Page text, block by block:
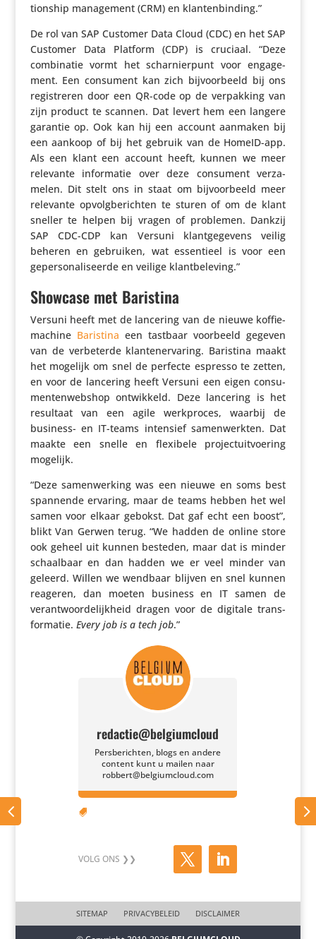
ti­onship mana­ge­ment (CRM) en klantenbinding.”
De rol van SAP Customer Data Cloud (CDC) en het SAP
Customer Data Platform (CDP) is cruciaal. “Deze
combi­natie vormt het schar­nier­punt voor enga­ge­
ment. Een consument kan zich bijvoor­beeld bij ons
regi­streren door een QR-code op de verpak­king van
zijn product te scannen. Dat levert hem een langere
garantie op. Ook kan hij een account aanmaken bij
een aankoop of bij het gebruik van de HomeID-app.
Als een klant een account heeft, kunnen we meer
relevante infor­matie over deze consument verza­
melen. Dit stelt ons in staat om bijvoor­beeld meer
relevante opvolg­be­richten te sturen of om de klant
sneller te helpen bij vragen of problemen. Dankzij
SAP CDC-CDP kan Versuni klant­ge­ge­vens veilig
beheren en gebruiken, wat essen­tieel is voor een
geper­so­na­li­seerde en veilige klantbeleving.”
Showcase met Baristina
Versuni heeft met de lancering van de nieuwe koffie­
ma­chine Baristina een tastbaar voorbeeld gegeven
van de verbe­terde klan­ten­er­va­ring. Baristina maakt
het mogelijk om snel de perfecte espresso te zetten,
en voor de lancering heeft Versuni een eigen consu­
men­ten­web­shop ontwik­keld. Deze lancering is het
resultaat van een agile werk­proces, waarbij de
business- en IT-teams intensief samen­werkten. Dat
maakte een snelle en flexibele projectuit­voe­ring
mogelijk.
“Deze samen­wer­king was een nieuwe en soms best
spannende ervaring, maar de teams hebben het wel
samen voor elkaar gebokst. Dat gaf echt een boost”,
blikt Van Gerwen terug. “We hadden de online store
ook geheel uit kunnen besteden, maar dat is minder
schaal­baar en dan hadden we er veel minder van
geleerd. Willen we wendbaar blijven en snel kunnen
reageren, dan moeten business en IT samen de
verant­woor­de­lijk­heid dragen voor de digitale trans­
for­matie. Every job is a tech job.”
redactie@belgiumcloud
Persberichten, blogs en andere
content kunt u mailen naar
robbert@belgiumcloud.com

SITEMAP PRIVACYBELEID DISCLAIMER